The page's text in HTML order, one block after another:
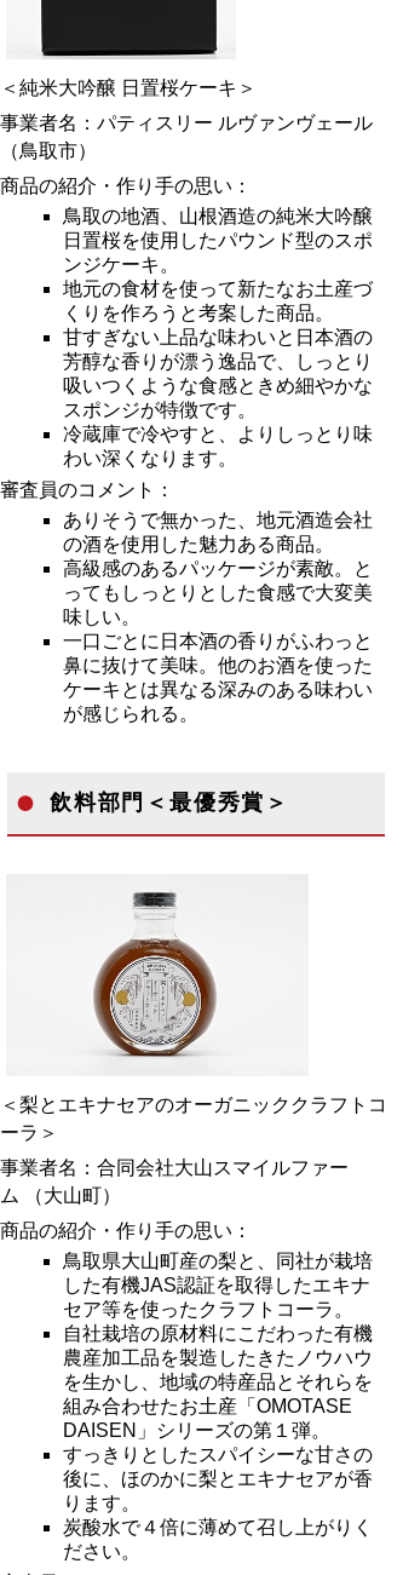
＜純米大吟醸 日置桜ケーキ＞
事業者名：パティスリー ルヴァンヴェール
（鳥取市）
商品の紹介・作り手の思い：
鳥取の地酒、山根酒造の純米大吟醸
日置桜を使用したパウンド型のスポ
ンジケーキ。
地元の食材を使って新たなお土産づ
くりを作ろうと考案した商品。
甘すぎない上品な味わいと日本酒の
芳醇な香りが漂う逸品で、しっとり
吸いつくような食感ときめ細やかな
スポンジが特徴です。
冷蔵庫で冷やすと、よりしっとり味
わい深くなります。
審査員のコメント：
ありそうで無かった、地元酒造会社
の酒を使用した魅力ある商品。
高級感のあるパッケージが素敵。と
ってもしっとりとした食感で大変美
味しい。
一口ごとに日本酒の香りがふわっと
鼻に抜けて美味。他のお酒を使った
ケーキとは異なる深みのある味わい
が感じられる。
飲料部門＜最優秀賞＞
＜梨とエキナセアのオーガニッククラフトコ
ーラ＞
事業者名：合同会社大山スマイルファー
ム （大山町）
商品の紹介・作り手の思い：
鳥取県大山町産の梨と、同社が栽培
した有機JAS認証を取得したエキナ
セア等を使ったクラフトコーラ。
自社栽培の原材料にこだわった有機
農産加工品を製造したきたノウハウ
を生かし、地域の特産品とそれらを
組み合わせたお土産「OMOTASE
DAISEN」シリーズの第１弾。
すっきりとしたスパイシーな甘さの
後に、ほのかに梨とエキナセアが香
ります。
炭酸水で４倍に薄めて召し上がりく
ださい。